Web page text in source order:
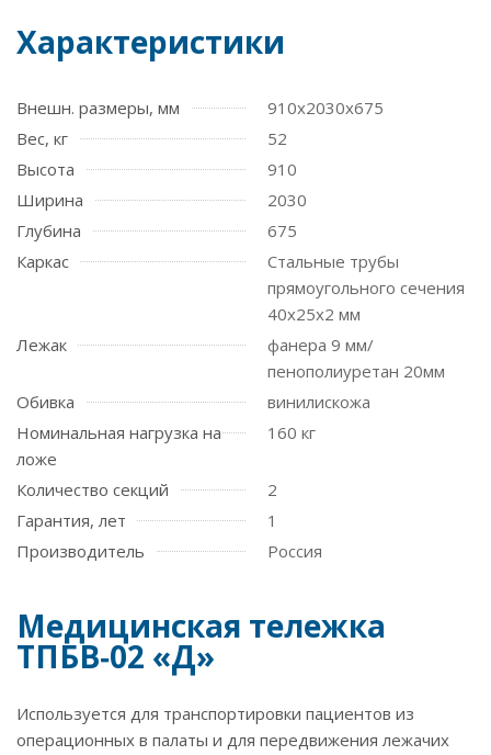
Характеристики
Внешн. размеры, мм
910x2030x675
Вес, кг
52
Высота
910
Ширина
2030
Глубина
675
Каркас
Стальные трубы
прямоугольного сечения
40х25х2 мм
Лежак
фанера 9 мм/
пенополиуретан 20мм
Обивка
винилискожа
Номинальная нагрузка на
ложе
160 кг
Количество секций
2
Гарантия, лет
1
Производитель
Россия
Медицинская тележка
ТПБВ‑02 «Д»
Используется для транспортировки пациентов из
операционных в палаты и для передвижения лежачих